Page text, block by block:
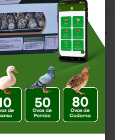
Correios: Funciona?
pelos